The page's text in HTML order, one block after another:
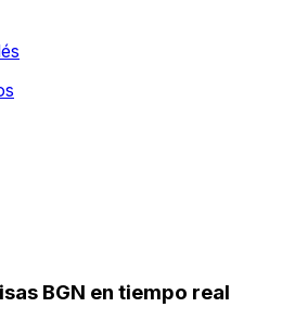
BGN en tiempo real